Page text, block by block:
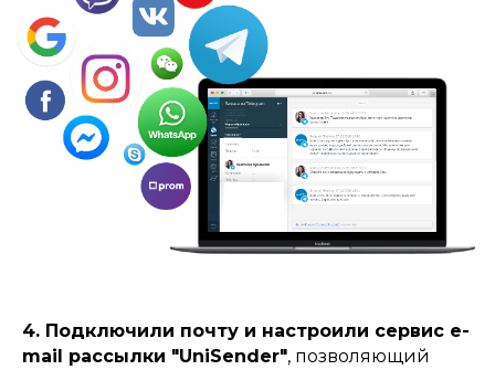
4. Подключили почту и настроили сервис e-
mail рассылки "UniSender", позволяющий